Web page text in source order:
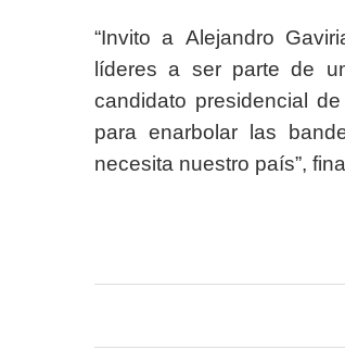
“Invito a Alejandro
líderes a ser parte de
candidato presidencial
para enarbolar las
necesita nuestro país”,